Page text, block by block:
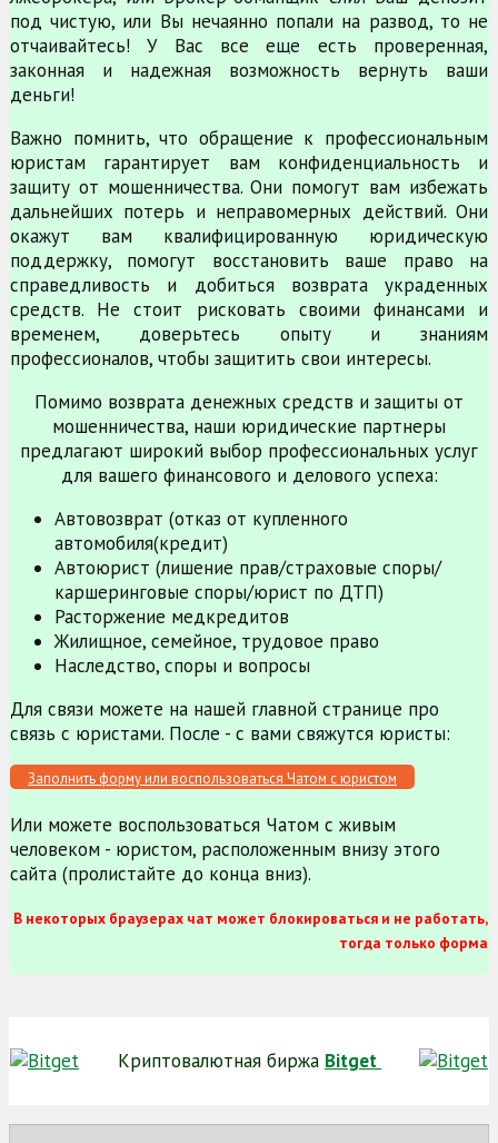
под чистую, или Вы нечаянно попали на развод, то не
отчаивайтесь! У Вас все еще есть проверенная,
законная и надежная возможность вернуть ваши
деньги!
Важно помнить, что обращение к профессиональным
юристам гарантирует вам конфиденциальность и
защиту от мошенничества. Они помогут вам избежать
дальнейших потерь и неправомерных действий. Они
окажут вам квалифицированную юридическую
поддержку, помогут восстановить ваше право на
справедливость и добиться возврата украденных
средств. Не стоит рисковать своими финансами и
временем, доверьтесь опыту и знаниям
профессионалов, чтобы защитить свои интересы.
Помимо возврата денежных средств и защиты от
мошенничества, наши юридические партнеры
предлагают широкий выбор профессиональных услуг
для вашего финансового и делового успеха:
Автовозврат (отказ от купленного
автомобиля(кредит)
Автоюрист (лишение прав/страховые споры/
каршеринговые споры/юрист по ДТП)
Расторжение медкредитов
Жилищное, семейное, трудовое право
Наследство, споры и вопросы
Для связи можете на нашей главной странице про
связь с юристами. После - с вами свяжутся юристы:
Заполнить форму или воспользоваться Чатом с юристом
Или можете воспользоваться Чатом с живым
человеком - юристом, расположенным внизу этого
сайта (пролистайте до конца вниз).
В некоторых браузерах чат может блокироваться и не работать,
тогда только форма
Криптовалютная биржа Bitget